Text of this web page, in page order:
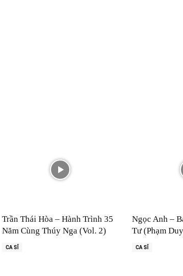
Trần Thái Hòa – Hành Trình 35
Năm Cùng Thúy Nga (Vol. 2)
CA SĨ
Ngọc Anh –
Tư (Phạm
CA SĨ